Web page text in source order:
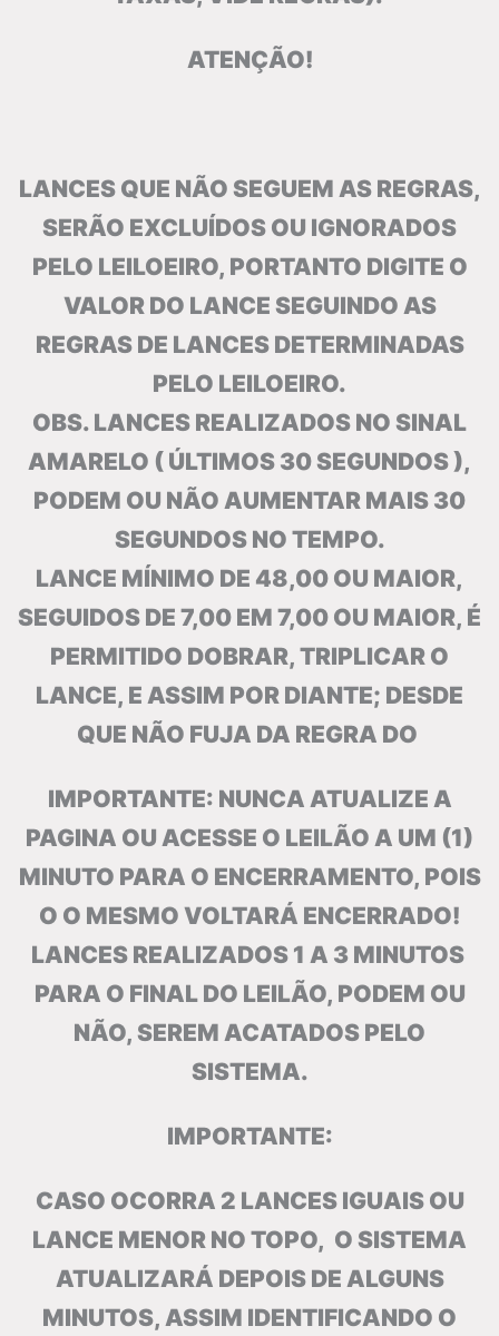
ATENÇÃO!
LANCES QUE NÃO SEGUEM AS REGRAS,
SERÃO EXCLUÍDOS OU IGNORADOS
PELO LEILOEIRO, PORTANTO DIGITE O
VALOR DO LANCE SEGUINDO AS
REGRAS DE LANCES DETERMINADAS
PELO LEILOEIRO.
OBS. LANCES REALIZADOS NO SINAL
AMARELO ( ÚLTIMOS 30 SEGUNDOS ),
PODEM OU NÃO AUMENTAR MAIS 30
SEGUNDOS NO TEMPO.
LANCE MÍNIMO DE 48,00 OU MAIOR,
SEGUIDOS DE 7,00 EM 7,00 OU MAIOR, É
PERMITIDO DOBRAR, TRIPLICAR O
LANCE, E ASSIM POR DIANTE; DESDE
QUE NÃO FUJA DA REGRA DO
IMPORTANTE: NUNCA ATUALIZE A
PAGINA OU ACESSE O LEILÃO A UM (1)
MINUTO PARA O ENCERRAMENTO, POIS
O O MESMO VOLTARÁ ENCERRADO!
LANCES REALIZADOS 1 A 3 MINUTOS
PARA O FINAL DO LEILÃO, PODEM OU
NÃO, SEREM ACATADOS PELO
SISTEMA.
IMPORTANTE:
CASO OCORRA 2 LANCES IGUAIS OU
LANCE MENOR NO TOPO, O SISTEMA
ATUALIZARÁ DEPOIS DE ALGUNS
MINUTOS, ASSIM IDENTIFICANDO O